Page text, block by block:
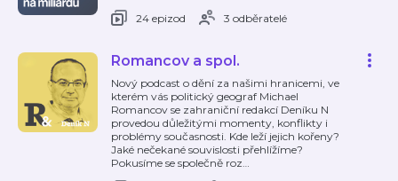
24 epizod
3 odběratelé
Romancov a spol.
Nový podcast o dění za našimi hranicemi, ve
kterém vás politický geograf Michael
Romancov se zahraniční redakcí Deníku N
provedou důležitými momenty, konflikty i
problémy současnosti. Kde leží jejich kořeny?
Jaké nečekané souvislosti přehlížíme?
Pokusíme se společně roz…